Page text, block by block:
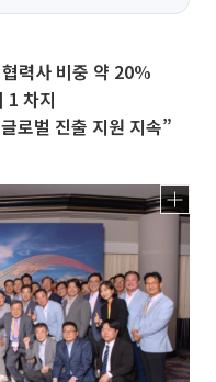
력사 비중 약 20%
1 차지
로벌 진출 지원 지속”